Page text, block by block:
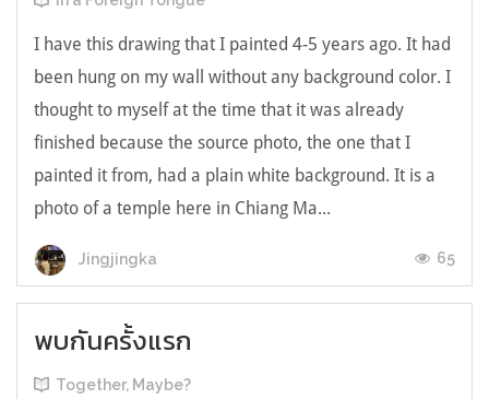
I have this drawing that I painted 4-5 years ago. It had
been hung on my wall without any background color. I
thought to myself at the time that it was already
finished because the source photo, the one that I
painted it from, had a plain white background. It is a
photo of a temple here in Chiang Ma...
Jingjingka 65
พบกันครั้งแรก
Together, Maybe?